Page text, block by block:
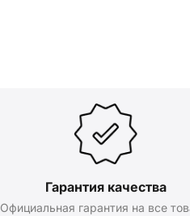
Гарантия качества
Официальная гарантия на все